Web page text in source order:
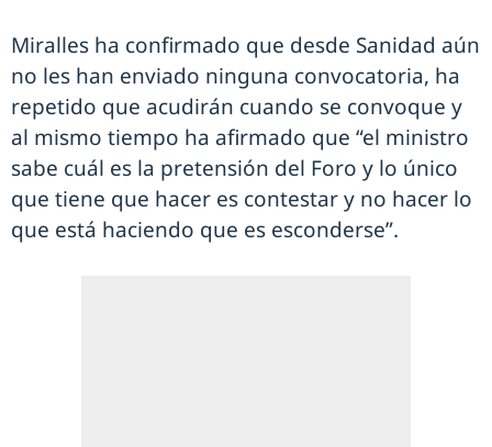
Miralles ha confirmado que desde Sanidad aún
no les han enviado ninguna convocatoria, ha
repetido que acudirán cuando se convoque y
al mismo tiempo ha afirmado que “el ministro
sabe cuál es la pretensión del Foro y lo único
que tiene que hacer es contestar y no hacer lo
que está haciendo que es esconderse”.